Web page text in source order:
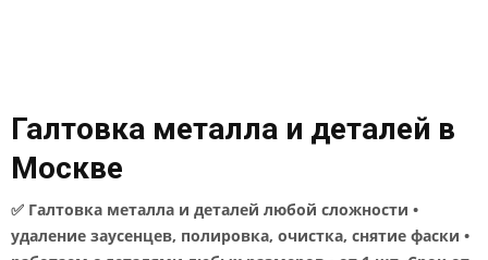
Галтовка металла и деталей в
Москве
✅ Галтовка металла и деталей любой сложности •
удаление заусенцев, полировка, очистка, снятие фаски •